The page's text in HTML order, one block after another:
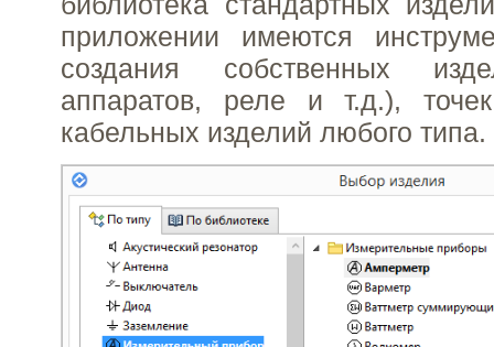
приложении имеются
создания собственных
аппаратов, реле и т.д.),
кабельных изделий любого типа.